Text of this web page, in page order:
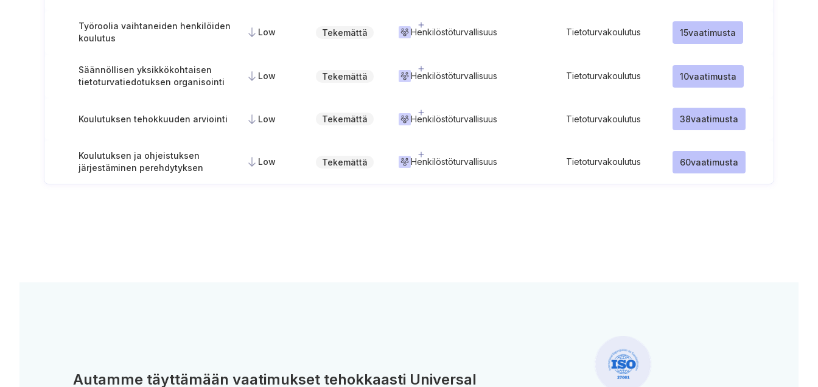
Työroolia vaihtaneiden henkilöiden
koulutus
Low Tekemättä Henkilöstöturvallisuus Tietoturvakoulutus 15vaatimusta
Säännöllisen yksikkökohtaisen
tietoturvatiedotuksen organisointi
Low Tekemättä Henkilöstöturvallisuus Tietoturvakoulutus 10vaatimusta
Koulutuksen tehokkuuden arviointi Low Tekemättä Henkilöstöturvallisuus Tietoturvakoulutus 38vaatimusta
Koulutuksen ja ohjeistuksen
järjestäminen perehdytyksen
Low Tekemättä Henkilöstöturvallisuus Tietoturvakoulutus 60vaatimusta
Autamme täyttämään vaatimukset tehokkaasti Universal